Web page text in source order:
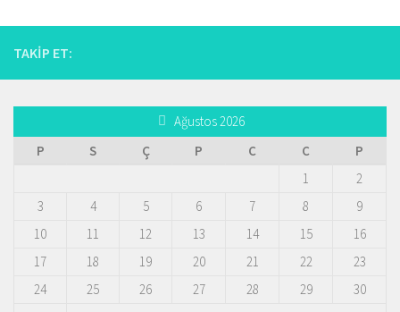
TAKIP ET:
Ağustos 2026
P
S Ç P C C
P
1
2
3
4 5 6 7 8
9
10
11 12 13 14 15
16
17
18 19 20 21 22
23
24
25 26 27 28 29
30